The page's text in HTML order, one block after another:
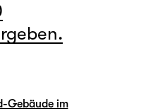
Gebäude im